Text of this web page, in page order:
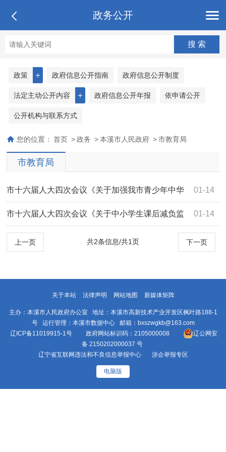
政务公开
＋
政策 政府信息公开指南 政府信息公开制度
＋
法定主动公开内容 政府信息公开年报 依申请公开
公开机构与联系方式
您的位置： 首页 > 政务 > 本溪市人民政府 > 市教育局
市教育局
01-14
市十六届人大四次会议《关于加强我市青少年中华
传统文化教育的建议》（第4011号）答复 01-14
市十六届人大四次会议《关于中小学生课后减负监
管保持常态化的建议》（第4009号）答复
上一页 下一页
共2条信息/共1页
关于本站 法律声明 网站地图 新媒体矩阵
主办：本溪市人民政府办公室 地址：本溪市高新技术产业开发区枫叶路188-1
号 运行管理：本溪市数据中心 邮箱：bxszwgkb@163.com
辽ICP备11019915-1号 政府网站标识码：2105000008
辽公网安
备 2150202000037 号
辽宁省互联网违法和不良信息举报中心
涉企举报专区
电脑版